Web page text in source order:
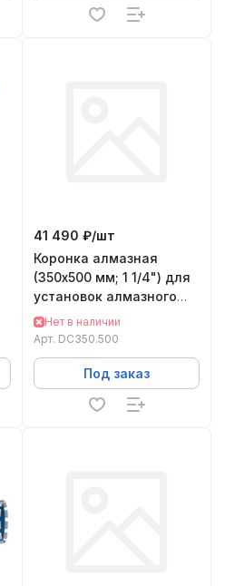
41 490 ₽/шт
Коронка алмазная
(350х500 мм; 1 1/4") для
установок алмазного
бурения KEOS DC350.500
Нет в наличии
Арт. DC350.500
Под заказ